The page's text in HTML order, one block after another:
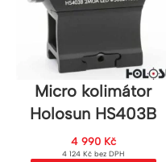
Micro kolimátor
Holosun HS403B
4 990 Kč
4 124Kč bez DPH